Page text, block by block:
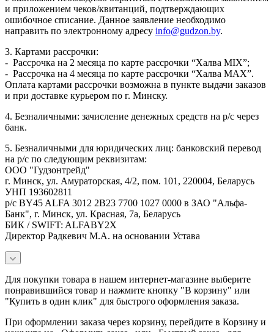
и приложением чеков/квитанций, подтверждающих
ошибочное списание. Данное заявление необходимо
направить по электронному адресу info@gudzon.by.
3. Картами рассрочки:
- Рассрочка на 2 месяца по карте рассрочки “Халва MIX”;
- Рассрочка на 4 месяца по карте рассрочки “Халва MAX”.
Оплата картами рассрочки возможна в пункте выдачи заказов
и при доставке курьером по г. Минску.
4. Безналичными: зачисление денежных средств на р/с через
банк.
5. Безналичными для юридических лиц: банковский перевод
на р/с по следующим реквизитам:
ООО "Гудзонтрейд"
г. Минск, ул. Амураторская, 4/2, пом. 101, 220004, Беларусь
УНП 193602811
р/с BY45 ALFA 3012 2B23 7700 1027 0000 в ЗАО "Альфа-
Банк", г. Минск, ул. Красная, 7а, Беларусь
БИК / SWIFT: ALFABY2X
Директор Радкевич М.А. на основании Устава
Для покупки товара в нашем интернет-магазине выберите
понравившийся товар и нажмите кнопку "В корзину" или
"Купить в один клик" для быстрого оформления заказа.
При оформлении заказа через корзину, перейдите в Корзину и